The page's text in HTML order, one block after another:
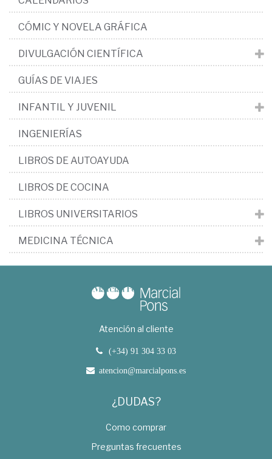
CÓMIC Y NOVELA GRÁFICA
DIVULGACIÓN CIENTÍFICA
GUÍAS DE VIAJES
INFANTIL Y JUVENIL
INGENIERÍAS
LIBROS DE AUTOAYUDA
LIBROS DE COCINA
LIBROS UNIVERSITARIOS
MEDICINA TÉCNICA
Atención al cliente
(+34) 91 304 33 03
atencion@marcialpons.es
¿DUDAS?
Como comprar
Preguntas frecuentes